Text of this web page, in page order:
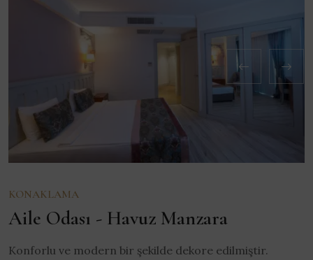
KONAKLAMA
Aile Odası - Havuz Manzara
Konforlu ve modern bir şekilde dekore edilmiştir.